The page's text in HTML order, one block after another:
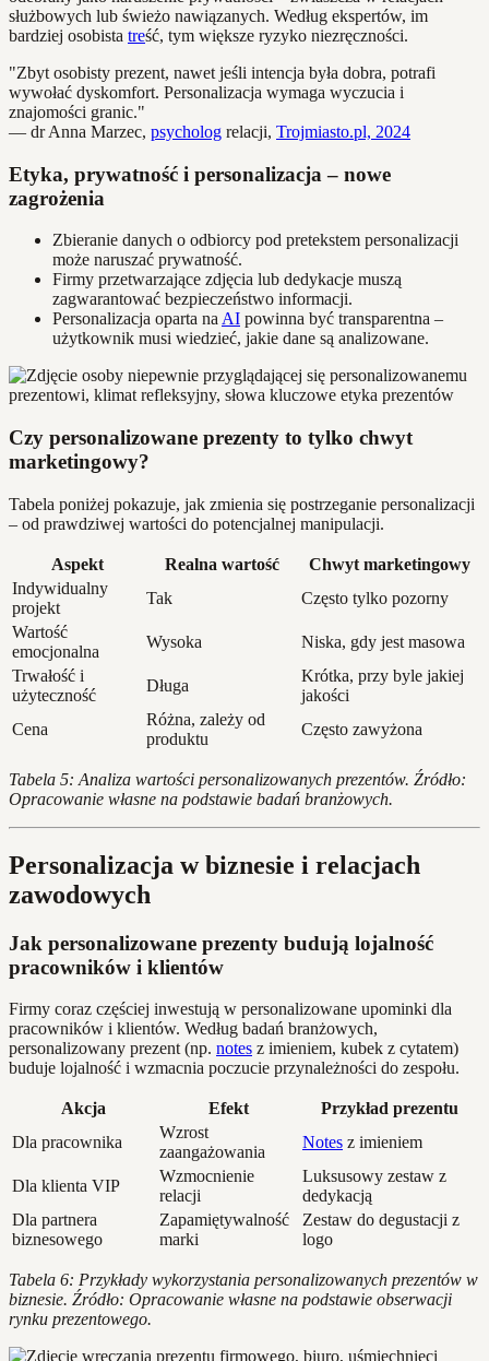
służbowych lub świeżo nawiązanych. Według ekspertów, im
bardziej osobista treść, tym większe ryzyko niezręczności.
"Zbyt osobisty prezent, nawet jeśli intencja była dobra, potrafi
wywołać dyskomfort. Personalizacja wymaga wyczucia i
znajomości granic."
— dr Anna Marzec, psycholog relacji, Trojmiasto.pl, 2024
Etyka, prywatność i personalizacja – nowe
zagrożenia
Zbieranie danych o odbiorcy pod pretekstem personalizacji
może naruszać prywatność.
Firmy przetwarzające zdjęcia lub dedykacje muszą
zagwarantować bezpieczeństwo informacji.
Personalizacja oparta naAI powinna być transparentna –
użytkownik musi wiedzieć, jakie dane są analizowane.
Czy personalizowane prezenty to tylko chwyt
marketingowy?
Tabela poniżej pokazuje, jak zmienia się postrzeganie personalizacji
– od prawdziwej wartości do potencjalnej manipulacji.
Aspekt Realna wartość
Chwyt marketingowy
Indywidualny
projekt
Tak
Często tylko pozorny
Wartość
emocjonalna
Wysoka
Niska, gdy jest masowa
Trwałość i
użyteczność
Długa
Krótka, przy byle jakiej
jakości
Cena
Różna, zależy od
produktu
Często zawyżona
Tabela 5: Analiza wartości personalizowanych prezentów. Źródło:
Opracowanie własne na podstawie badań branżowych.
Personalizacja w biznesie i relacjach
zawodowych
Jak personalizowane prezenty budują lojalność
pracowników i klientów
Firmy coraz częściej inwestują w personalizowane upominki dla
pracowników i klientów. Według badań branżowych,
personalizowany prezent (np. notes z imieniem, kubek z cytatem)
buduje lojalność i wzmacnia poczucie przynależności do zespołu.
Akcja Efekt
Przykład prezentu
Dla pracownika
Wzrost
zaangażowania
Notes z imieniem
Dla klienta VIP
Wzmocnienie
relacji
Luksusowy zestaw z
dedykacją
Dla partnera
biznesowego
Zapamiętywalność
marki
Zestaw do degustacji z
logo
Tabela 6: Przykłady wykorzystania personalizowanych prezentów w
biznesie. Źródło: Opracowanie własne na podstawie obserwacji
rynku prezentowego.